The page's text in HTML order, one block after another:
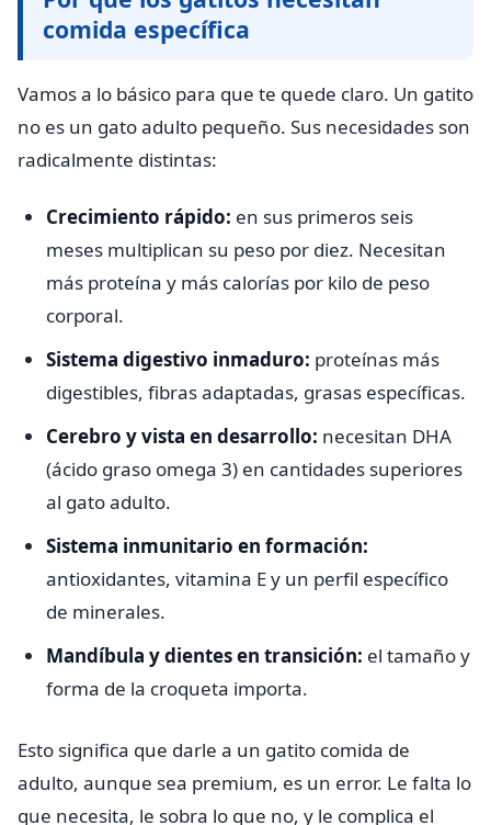
comida específica
Vamos a lo básico para que te quede claro. Un gatito
no es un gato adulto pequeño. Sus necesidades son
radicalmente distintas:
Crecimiento rápido: en sus primeros seis
meses multiplican su peso por diez. Necesitan
más proteína y más calorías por kilo de peso
corporal.
Sistema digestivo inmaduro: proteínas más
digestibles, fibras adaptadas, grasas específicas.
Cerebro y vista en desarrollo: necesitan DHA
(ácido graso omega 3) en cantidades superiores
al gato adulto.
Sistema inmunitario en formación:
antioxidantes, vitamina E y un perfil específico
de minerales.
Mandíbula y dientes en transición: el tamaño y
forma de la croqueta importa.
Esto significa que darle a un gatito comida de
adulto, aunque sea premium, es un error. Le falta lo
que necesita, le sobra lo que no, y le complica el